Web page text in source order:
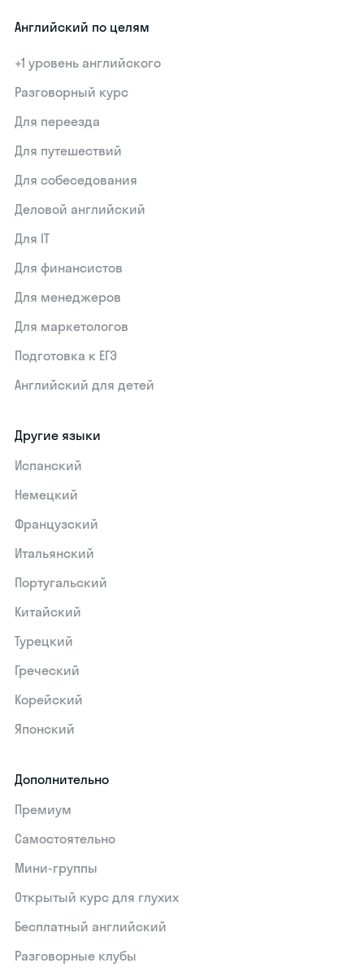
Английский по целям
+1 уровень английского
Разговорный курс
Для переезда
Для путешествий
Для собеседования
Деловой английский
Для IT
Для финансистов
Для менеджеров
Для маркетологов
Подготовка к ЕГЭ
Английский для детей
Другие языки
Испанский
Немецкий
Французский
Итальянский
Португальский
Китайский
Турецкий
Греческий
Корейский
Японский
Дополнительно
Премиум
Самостоятельно
Мини-группы
Открытый курс для глухих
Бесплатный английский
Разговорные клубы